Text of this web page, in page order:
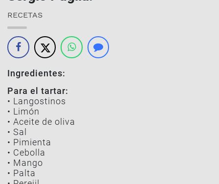
RECETAS
Ingredientes:
Para el tartar:
• Langostinos
• Limón
• Aceite de oliva
• Sal
• Pimienta
• Cebolla
• Mango
• Palta